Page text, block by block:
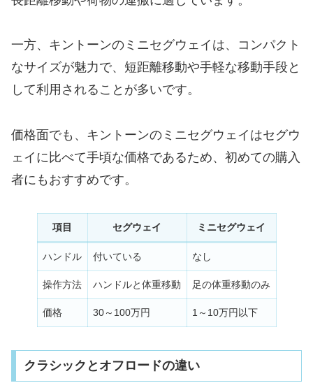
一方、キントーンのミニセグウェイは、コンパクト
なサイズが魅力で、短距離移動や手軽な移動手段と
して利用されることが多いです。
価格面でも、キントーンのミニセグウェイはセグウ
ェイに比べて手頃な価格であるため、初めての購入
者にもおすすめです。
項目 セグウェイ ミニセグウェイ
ハンドル 付いている なし
操作方法 ハンドルと体重移動 足の体重移動のみ
価格 30～100万円 1～10万円以下
クラシックとオフロードの違い